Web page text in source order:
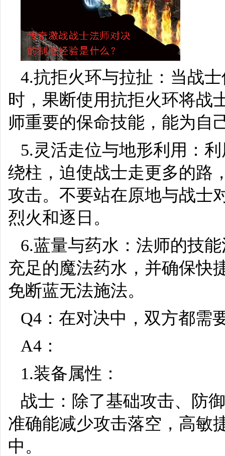
4.抗拒火环与拉扯：当战
时，果断使用抗拒火环将战
师重要的保命技能，能为自
5.灵活走位与地形利用：
绕柱，迫使战士走更多的路
攻击。不要站在原地与战士
烈火和逐日。
6.蓝量与药水：法师的技
充足的魔法药水，并确保快
免断蓝无法施法。
Q4：在对决中，双方都需
A4：
1.装备属性：
战士：除了基础攻击、防
准确能减少攻击落空，高敏
中。